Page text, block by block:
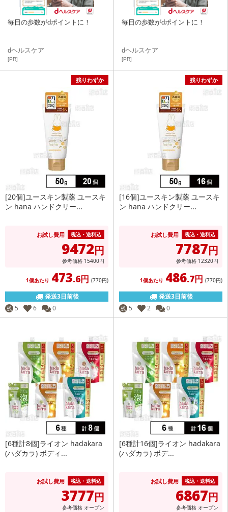
毎日の歩数がdポイントに！
dヘルスケア
[PR]
毎日の歩数がdポイントに！
dヘルスケア
[PR]
残りわずか
[20個]ユースキン製薬 ユースキ
ン hana ハンドクリー...
お試し費用 税込・送料込
9472円
参考価格 15400円
1個あたり 473.6円 (770円)
発送3日前後
残 5 6 0
残りわずか
[16個]ユースキン製薬 ユースキ
ン hana ハンドクリー...
お試し費用 税込・送料込
7787円
参考価格 12320円
1個あたり 486.7円 (770円)
発送3日前後
残 5 2 0
[6種計8個]ライオン hadakara
(ハダカラ) ボディ...
お試し費用 税込・送料込
3777円
参考価格 オープン
[6種計16個]ライオン hadakara
(ハダカラ) ボデ...
お試し費用 税込・送料込
6867円
参考価格 オープン